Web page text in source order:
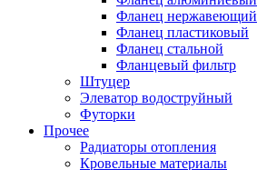
Фланец нержавеющий
Фланец пластиковый
Фланец стальной
Фланцевый фильтр
Штуцер
Элеватор водоструйный
Футорки
Прочее
Радиаторы отопления
Кровельные материалы